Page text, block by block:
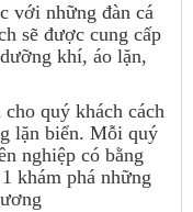
với những đàn cá
sẽ được cung cấp
khí, áo lặn,
quý khách cách
lặn biển. Mỗi quý
nghiệp có bằng
khám phá những